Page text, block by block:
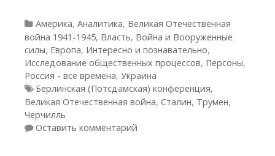
Рубрики
Америка, Аналитика, Великая Отечественная
война 1941-1945, Власть, Война и Вооруженные
силы, Европа, Интересно и познавательно,
Исследование общественных процессов, Персоны,
Россия - все времена, Украина
Метки
Берлинская (Потсдамская) конференция,
Великая Отечественная война, Сталин, Трумен,
Черчилль
Оставить комментарий